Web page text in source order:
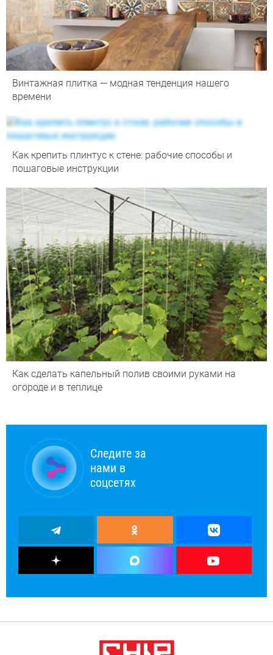
Винтажная плитка — модная тенденция нашего
времени
Как крепить плинтус к стене: рабочие способы и
пошаговые инструкции
Как сделать капельный полив своими руками на
огороде и в теплице
Следите за
нами в
соцсетях